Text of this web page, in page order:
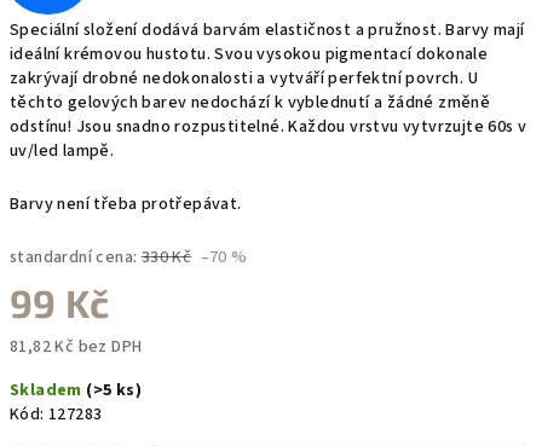
Speciální složení dodává barvám elastičnost a pružnost. Barvy mají
ideální krémovou hustotu. Svou vysokou pigmentací dokonale
zakrývají drobné nedokonalosti a vytváří perfektní povrch. U
těchto gelových barev nedochází k vyblednutí a žádné změně
odstínu! Jsou snadno rozpustitelné. Každou vrstvu vytvrzujte 60s v
uv/led lampě.
Barvy není třeba protřepávat.
standardní cena: 330 Kč –70 %
99 Kč
81,82 Kč bez DPH
cena:
Skladem (>5 ks)
Kód: 127283